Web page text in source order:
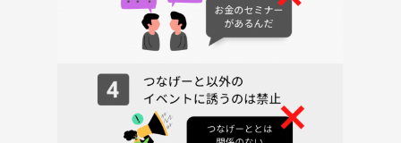
コスパの良さそうな居酒屋予定です。